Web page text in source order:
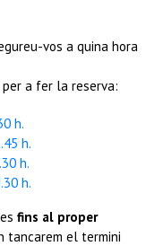
vos a quina hora
a fer la reserva:
h.
h.
h.
h.
fins al proper
tancarem el termini